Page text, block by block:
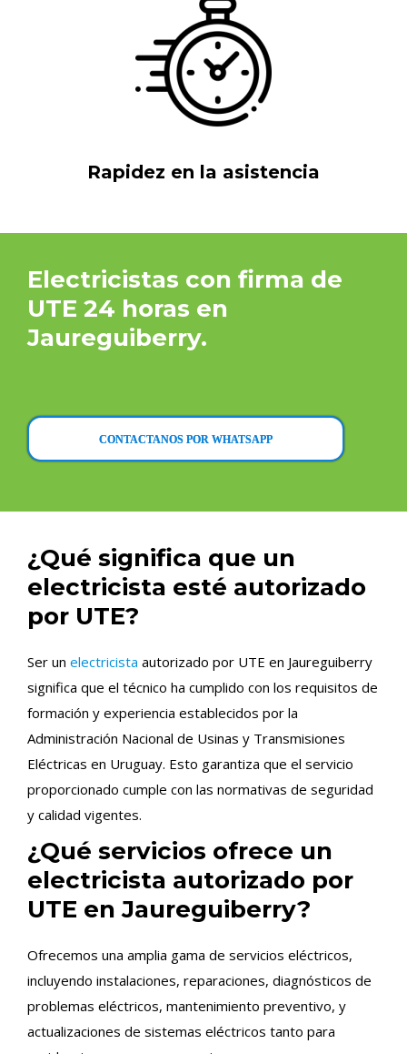
Rapidez en la asistencia
Electricistas con firma de
UTE 24 horas en
Jaureguiberry.
CONTACTANOS POR WHATSAPP
¿Qué significa que un
electricista esté autorizado
por UTE?
Ser un electricista autorizado por UTE en Jaureguiberry
significa que el técnico ha cumplido con los requisitos de
formación y experiencia establecidos por la
Administración Nacional de Usinas y Transmisiones
Eléctricas en Uruguay. Esto garantiza que el servicio
proporcionado cumple con las normativas de seguridad
y calidad vigentes.
¿Qué servicios ofrece un
electricista autorizado por
UTE en Jaureguiberry?
Ofrecemos una amplia gama de servicios eléctricos,
incluyendo instalaciones, reparaciones, diagnósticos de
problemas eléctricos, mantenimiento preventivo, y
actualizaciones de sistemas eléctricos tanto para